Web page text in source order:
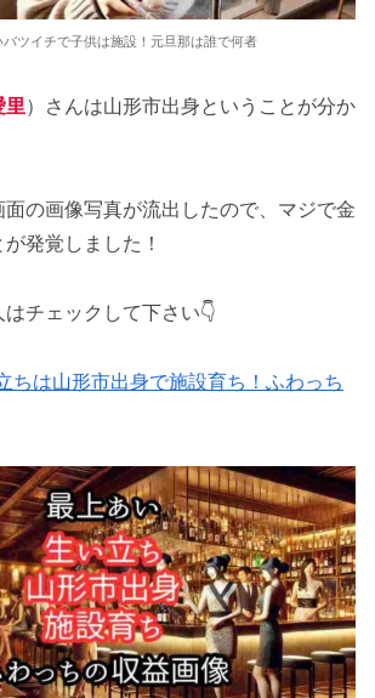
バツイチで子供は施設！元旦那は誰で何者
里）さんは山形市出身ということが分か
の画像写真が流出したので、マジで金
発覚しました！
チェックして下さい👇
ちは山形市出身で施設育ち！ふわっち